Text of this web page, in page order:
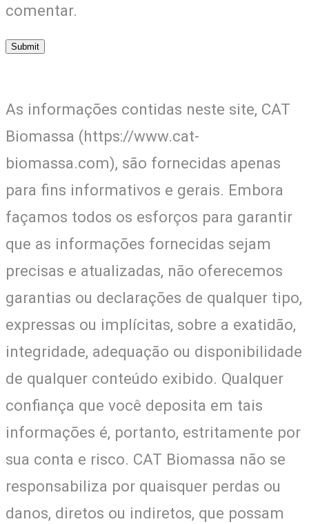
comentar.
As informações contidas neste site, CAT
Biomassa (https://www.cat-
biomassa.com), são fornecidas apenas
para fins informativos e gerais. Embora
façamos todos os esforços para garantir
que as informações fornecidas sejam
precisas e atualizadas, não oferecemos
garantias ou declarações de qualquer tipo,
expressas ou implícitas, sobre a exatidão,
integridade, adequação ou disponibilidade
de qualquer conteúdo exibido. Qualquer
confiança que você deposita em tais
informações é, portanto, estritamente por
sua conta e risco. CAT Biomassa não se
responsabiliza por quaisquer perdas ou
danos, diretos ou indiretos, que possam